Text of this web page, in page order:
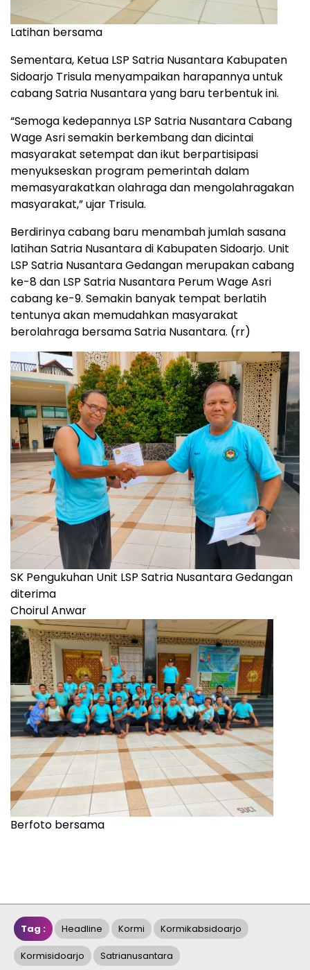
Latihan bersama
Sementara, Ketua LSP Satria Nusantara Kabupaten
Sidoarjo Trisula menyampaikan harapannya untuk
cabang Satria Nusantara yang baru terbentuk ini.
“Semoga kedepannya LSP Satria Nusantara Cabang
Wage Asri semakin berkembang dan dicintai
masyarakat setempat dan ikut berpartisipasi
menyukseskan program pemerintah dalam
memasyarakatkan olahraga dan mengolahragakan
masyarakat,” ujar Trisula.
Berdirinya cabang baru menambah jumlah sasana
latihan Satria Nusantara di Kabupaten Sidoarjo. Unit
LSP Satria Nusantara Gedangan merupakan cabang
ke-8 dan LSP Satria Nusantara Perum Wage Asri
cabang ke-9. Semakin banyak tempat berlatih
tentunya akan memudahkan masyarakat
berolahraga bersama Satria Nusantara. (rr)
SK Pengukuhan Unit LSP Satria Nusantara Gedangan
diterima
Choirul Anwar
Berfoto bersama
Tag : Headline Kormi Kormikabsidoarjo
Kormisidoarjo Satrianusantara